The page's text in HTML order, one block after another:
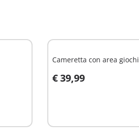
Cameretta con area giochi
€ 39,99
Aggiungi al carrello